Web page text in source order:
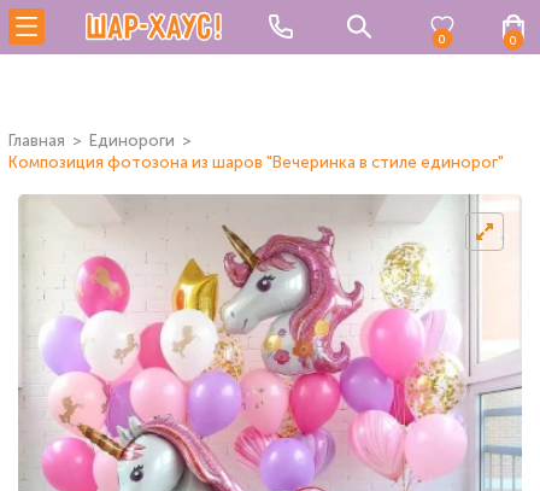
0 0
Главная
Единороги
Композиция фотозона из шаров "Вечеринка в стиле единорог"